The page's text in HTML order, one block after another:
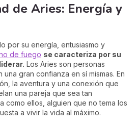
de Aries: Energía y
por su energía, entusiasmo y
de fuego se caracteriza por su
Los Aries son personas
gran confianza en sí mismas. En
la aventura y una conexión que
una pareja que sea tan
como ellos, alguien que no tema los
a vivir la vida al máximo.